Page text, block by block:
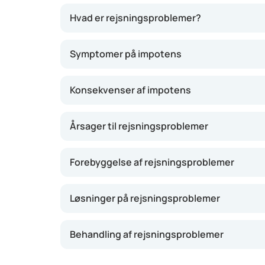
Hvad er rejsningsproblemer?
Når man har rejsningsproblemer, fungerer
blodkarrene i penis udvider sig, så der kan
Symptomer på impotens
Konsekvenser af impotens
Årsager til rejsningsproblemer
Forebyggelse af rejsningsproblemer
Løsninger på rejsningsproblemer
Behandling af rejsningsproblemer